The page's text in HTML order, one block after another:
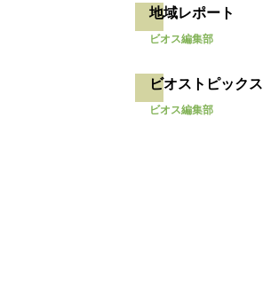
地域レポート
ビオス編集部
ビオストピックス
ビオス編集部